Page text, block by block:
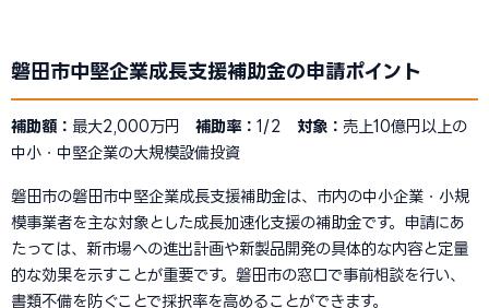
磐田市中堅企業成長支援補助金の申請ポイント
補助額： 最大2,000万円 補助率： 1/2 対象： 売上10億円以上の
中小・中堅企業の大規模設備投資
磐田市の磐田市中堅企業成長支援補助金は、市内の中小企業・小規
模事業者を主な対象とした成長加速化支援の補助金です。申請にあ
たっては、新市場への進出計画や新製品開発の具体的な内容と定量
的な効果を示すことが重要です。磐田市の窓口で事前相談を行い、
書類不備を防ぐことで採択率を高めることができます。